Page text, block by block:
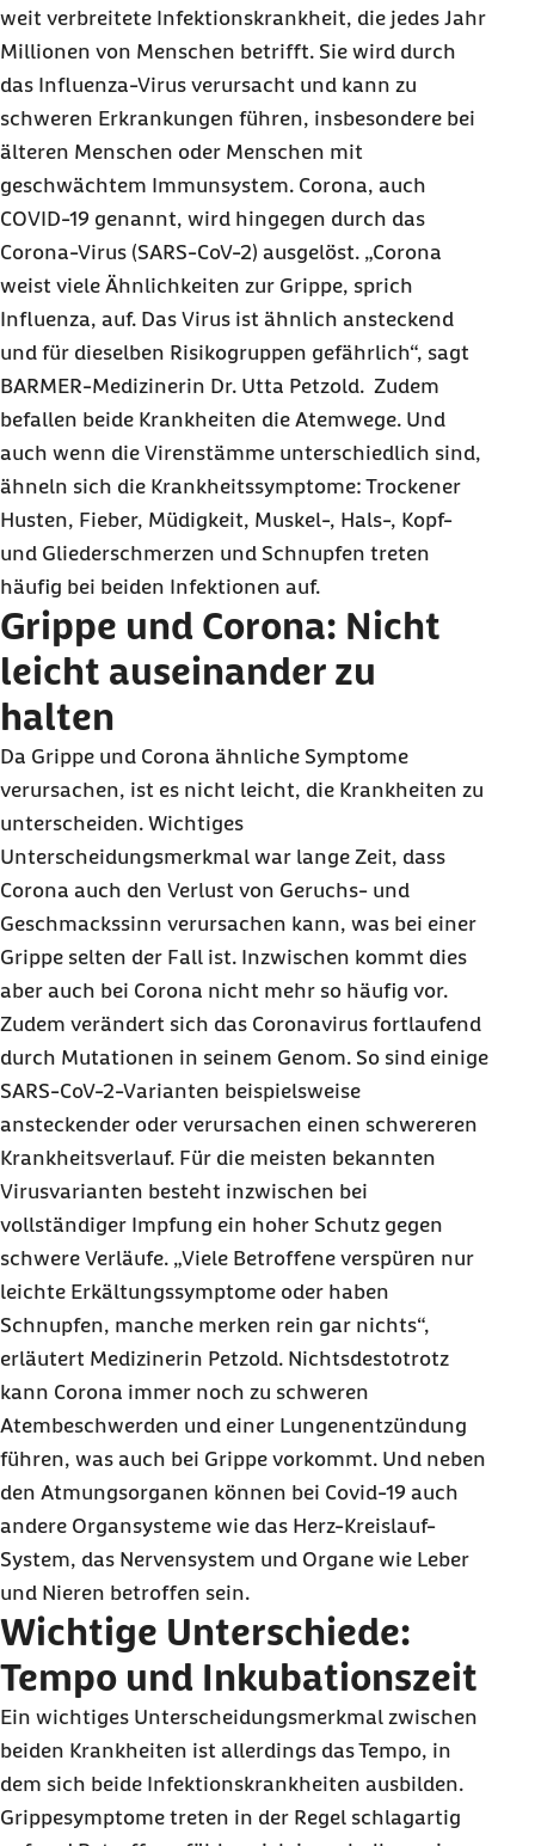
weit verbreitete Infektionskrankheit, die jedes Jahr
Millionen von Menschen betrifft. Sie wird durch
das Influenza-Virus verursacht und kann zu
schweren Erkrankungen führen, insbesondere bei
älteren Menschen oder Menschen mit
geschwächtem Immunsystem. Corona, auch
COVID-19 genannt, wird hingegen durch das
Corona-Virus (SARS-CoV-2) ausgelöst. „Corona
weist viele Ähnlichkeiten zur Grippe, sprich
Influenza, auf. Das Virus ist ähnlich ansteckend
und für dieselben Risikogruppen gefährlich“, sagt
BARMER-Medizinerin Dr. Utta Petzold. Zudem
befallen beide Krankheiten die Atemwege. Und
auch wenn die Virenstämme unterschiedlich sind,
ähneln sich die Krankheitssymptome: Trockener
Husten, Fieber, Müdigkeit, Muskel-, Hals-, Kopf-
und Gliederschmerzen und Schnupfen treten
häufig bei beiden Infektionen auf.
Grippe und Corona: Nicht
leicht auseinander zu
halten
Da Grippe und Corona ähnliche Symptome
verursachen, ist es nicht leicht, die Krankheiten zu
unterscheiden. Wichtiges
Unterscheidungsmerkmal war lange Zeit, dass
Corona auch den Verlust von Geruchs- und
Geschmackssinn verursachen kann, was bei einer
Grippe selten der Fall ist. Inzwischen kommt dies
aber auch bei Corona nicht mehr so häufig vor.
Zudem verändert sich das Coronavirus fortlaufend
durch Mutationen in seinem Genom. So sind einige
SARS-CoV-2-Varianten beispielsweise
ansteckender oder verursachen einen schwereren
Krankheitsverlauf. Für die meisten bekannten
Virusvarianten besteht inzwischen bei
vollständiger Impfung ein hoher Schutz gegen
schwere Verläufe. „Viele Betroffene verspüren nur
leichte Erkältungssymptome oder haben
Schnupfen, manche merken rein gar nichts“,
erläutert Medizinerin Petzold. Nichtsdestotrotz
kann Corona immer noch zu schweren
Atembeschwerden und einer Lungenentzündung
führen, was auch bei Grippe vorkommt. Und neben
den Atmungsorganen können bei Covid-19 auch
andere Organsysteme wie das Herz-Kreislauf-
System, das Nervensystem und Organe wie Leber
und Nieren betroffen sein.
Wichtige Unterschiede:
Tempo und Inkubationszeit
Ein wichtiges Unterscheidungsmerkmal zwischen
beiden Krankheiten ist allerdings das Tempo, in
dem sich beide Infektionskrankheiten ausbilden.
Grippesymptome treten in der Regel schlagartig